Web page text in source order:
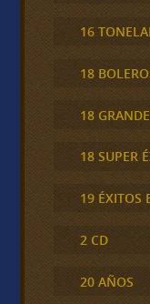
16
18
18
18 SUPER
19 ÉXITOS
2 CD
20 AÑOS